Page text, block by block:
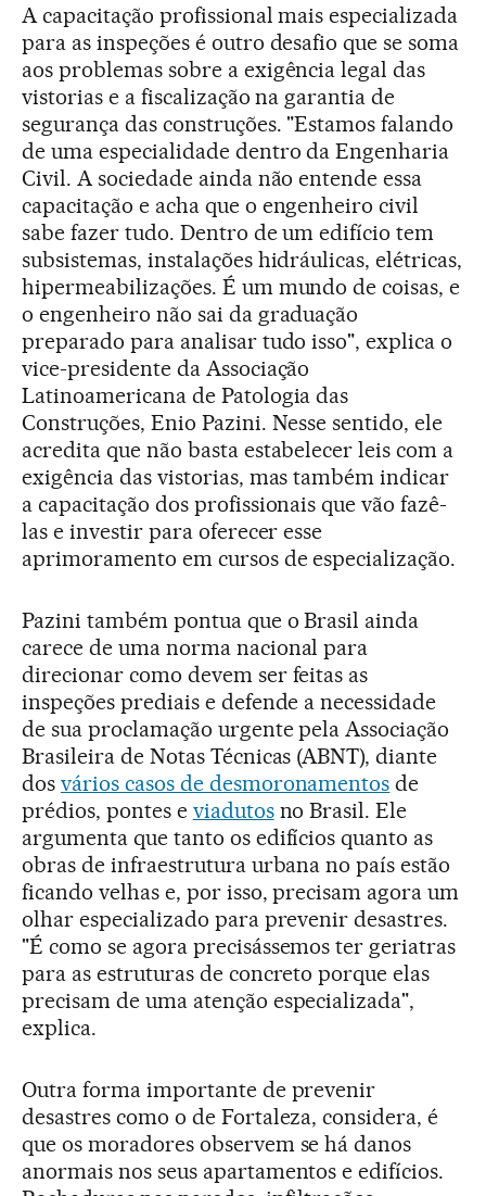
A capacitação profissional mais especializada
para as inspeções é outro desafio que se soma
aos problemas sobre a exigência legal das
vistorias e a fiscalização na garantia de
segurança das construções. "Estamos falando
de uma especialidade dentro da Engenharia
Civil. A sociedade ainda não entende essa
capacitação e acha que o engenheiro civil
sabe fazer tudo. Dentro de um edifício tem
subsistemas, instalações hidráulicas, elétricas,
hipermeabilizações. É um mundo de coisas, e
o engenheiro não sai da graduação
preparado para analisar tudo isso", explica o
vice-presidente da Associação
Latinoamericana de Patologia das
Construções, Enio Pazini. Nesse sentido, ele
acredita que não basta estabelecer leis com a
exigência das vistorias, mas também indicar
a capacitação dos profissionais que vão fazê-
las e investir para oferecer esse
aprimoramento em cursos de especialização.
Pazini também pontua que o Brasil ainda
carece de uma norma nacional para
direcionar como devem ser feitas as
inspeções prediais e defende a necessidade
de sua proclamação urgente pela Associação
Brasileira de Notas Técnicas (ABNT), diante
dos vários casos de desmoronamentos de
prédios, pontes e viadutosno Brasil. Ele
argumenta que tanto os edifícios quanto as
obras de infraestrutura urbana no país estão
ficando velhas e, por isso, precisam agora um
olhar especializado para prevenir desastres.
"É como se agora precisássemos ter geriatras
para as estruturas de concreto porque elas
precisam de uma atenção especializada",
explica.
Outra forma importante de prevenir
desastres como o de Fortaleza, considera, é
que os moradores observem se há danos
anormais nos seus apartamentos e edifícios.